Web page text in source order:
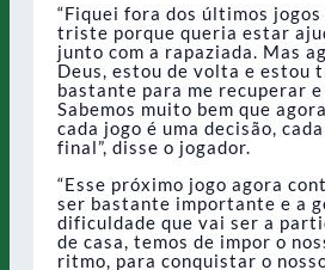
“Fiquei fora dos últimos
triste porque queria estar
junto com a rapaziada. Mas
Deus, estou de volta e estou
bastante para me recuperar
Sabemos muito bem que
cada jogo é uma decisão,
final”, disse o jogador.
“Esse próximo jogo agora
ser bastante importante e a
dificuldade que vai ser a
de casa, temos de impor o
ritmo, para conquistar o